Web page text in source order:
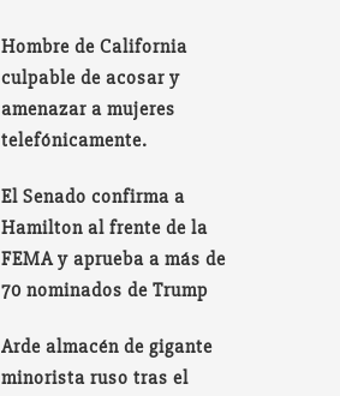
Hombre de California
culpable de acosar y
amenazar a mujeres
telefónicamente.
El Senado confirma a
Hamilton al frente de la
FEMA y aprueba a más de
70 nominados de Trump
Arde almacén de gigante
minorista ruso tras el